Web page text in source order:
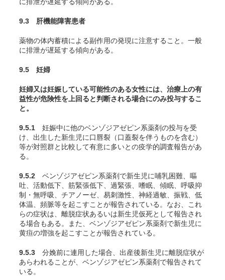
9.3 肝機能障害患者
薬物の体内蓄積による副作用の発現に注意すること。一般
に排泄が遅延する傾向がある。
9.5 妊婦
妊婦又は妊娠している可能性のある女性には、治療上の有
益性が危険性を上回ると判断される場合にのみ投与するこ
と。
9.5.1 妊娠中に他のベンゾジアゼピン系薬剤の投与を受
け、出生した新生児に口唇裂（口蓋裂を伴うものを含む）
等が対照群と比較して有意に多いとの疫学的調査報告があ
る。
9.5.2 ベンゾジアゼピン系薬剤で新生児に哺乳困難、嘔
吐、活動低下、筋緊張低下、過緊張、嗜眠、傾眠、呼吸抑
制・無呼吸、チアノーゼ、易刺激性、神経過敏、振戦、低
体温、頻脈等を起こすことが報告されている。なお、これ
らの症状は、離脱症状あるいは新生児仮死として報告され
る場合もある。また、ベンゾジアゼピン系薬剤で新生児に
黄疸の増強を起こすことが報告されている。
9.5.3 分娩前に連用した場合、出産後新生児に離脱症状が
あらわれることが、ベンゾジアゼピン系薬剤で報告されて
いる。